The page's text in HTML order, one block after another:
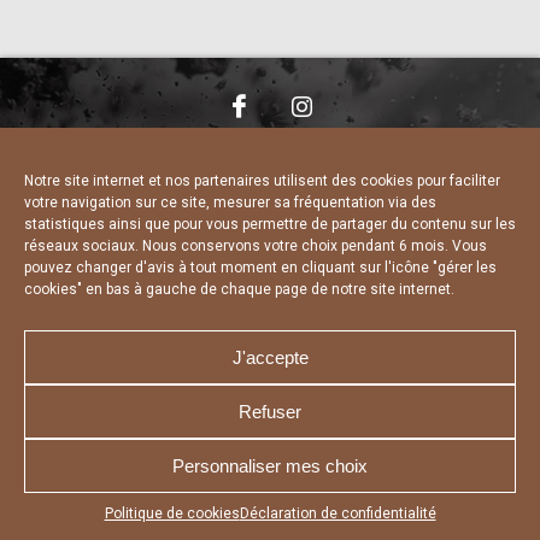
Notre site internet et nos partenaires utilisent des cookies pour faciliter
votre navigation sur ce site, mesurer sa fréquentation via des
statistiques ainsi que pour vous permettre de partager du contenu sur les
réseaux sociaux. Nous conservons votre choix pendant 6 mois. Vous
pouvez changer d'avis à tout moment en cliquant sur l'icône "gérer les
cookies" en bas à gauche de chaque page de notre site internet.
J'accepte
Refuser
Personnaliser mes choix
Politique de cookies Déclaration de confidentialité
Appuyez sur le bouton partager en bas de votre
CHARTE DE CONFIDENTIALITÉ
DÉCLARATION DE CONFIDENTIALITÉ
POLITIQUE D’UTILISATION DES COOKIES
RÉALISÉ PAR L’AGENCE WEB A3 WEB